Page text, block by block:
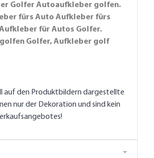
Golfer Autoaufkleber golfen.
fürs Auto Aufkleber fürs
für Autos Golfer.
Golfer, Aufkleber golf
auf den Produktbildern dargestellte
nur der Dekoration und sind kein